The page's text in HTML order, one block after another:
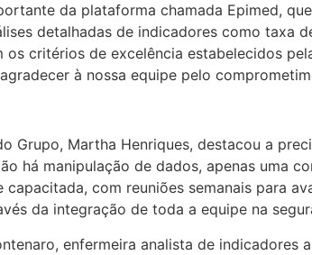
da plataforma chamada Epimed,
detalhadas de indicadores como taxa
os critérios de excelência estabelecidos
à nossa equipe pelo
Grupo, Martha Henriques, destacou a
há manipulação de dados, apenas uma
com reuniões semanais para
da integração de toda a equipe na
enfermeira analista de